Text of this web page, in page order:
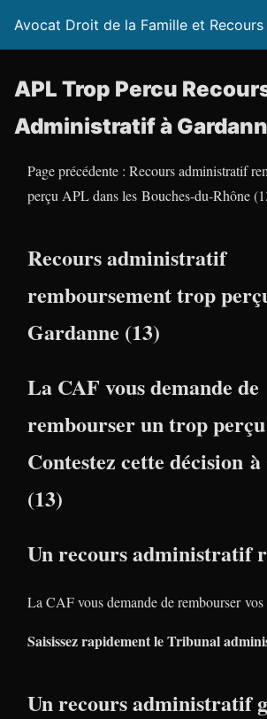
Avocat Droit de la Famille et Recours
APL Trop Percu
Administratif à
Page précédente : Recours administratif
perçu APL dans les Bouches-du-Rhône
Recours administratif
remboursement trop
Gardanne (13)
La CAF vous demande de
rembourser un trop
Contestez cette décision
(13)
Un recours administratif
La CAF vous demande de rembourser
Saisissez rapidement le Tribunal
Un recours administratif